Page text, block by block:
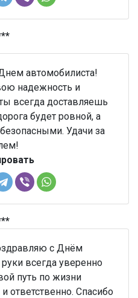
автомобилиста!
надежность и
всегда доставляешь
будет ровной, а
Удачи за
с Днём
всегда уверенно
путь по жизни
ответственно. Спасибо